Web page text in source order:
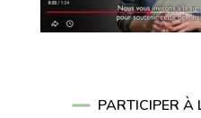
PARTICIPER À